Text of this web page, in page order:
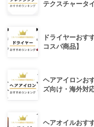
テクスチャータ
ドライヤーおす
コスパ商品】
ヘアアイロンお
ズ向け・海外対
ヘアオイルおす